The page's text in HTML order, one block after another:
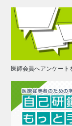
医師会員へアンケート